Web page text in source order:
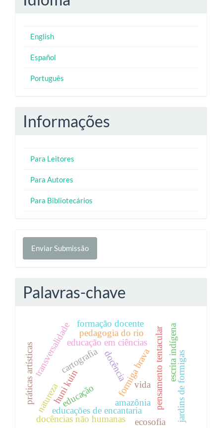
English
Español
Português
Informações
Para Leitores
Para Autores
Para Bibliotecários
Enviar
Submissão
Enviar Submissão
Palavras-chave
formiga brava
amazônia
educações de encantaria
docências não humanas
educação pensamento tentacular
docência
vida
educação em ciências
pedagogia do rio
ecosofia
transversalidadecartografia escrita indígena
huni kuin jardins de formigas
práticas artísticas natureza
formação docente